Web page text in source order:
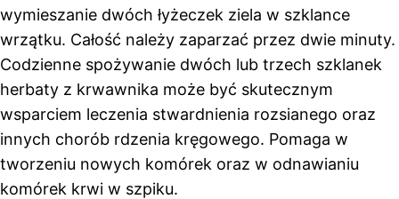
wymieszanie dwóch łyżeczek ziela w szklance
wrzątku. Całość należy zaparzać przez dwie minuty.
Codzienne spożywanie dwóch lub trzech szklanek
herbaty z krwawnika może być skutecznym
wsparciem leczenia stwardnienia rozsianego oraz
innych chorób rdzenia kręgowego. Pomaga w
tworzeniu nowych komórek oraz w odnawianiu
komórek krwi w szpiku.